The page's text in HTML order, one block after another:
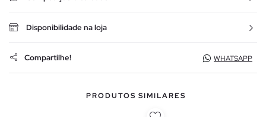
Disponibilidade na loja
Compartilhe! WHATSAPP
PRODUTOS SIMILARES